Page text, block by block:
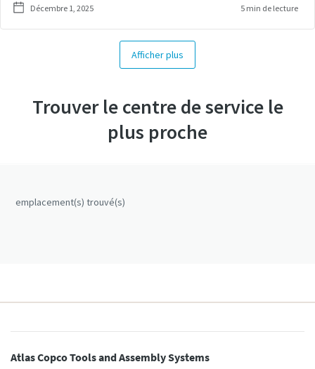
Décembre 1, 2025 5 min de lecture
Afficher plus
Trouver le centre de service le
plus proche
emplacement(s) trouvé(s)
Atlas Copco Tools and Assembly Systems